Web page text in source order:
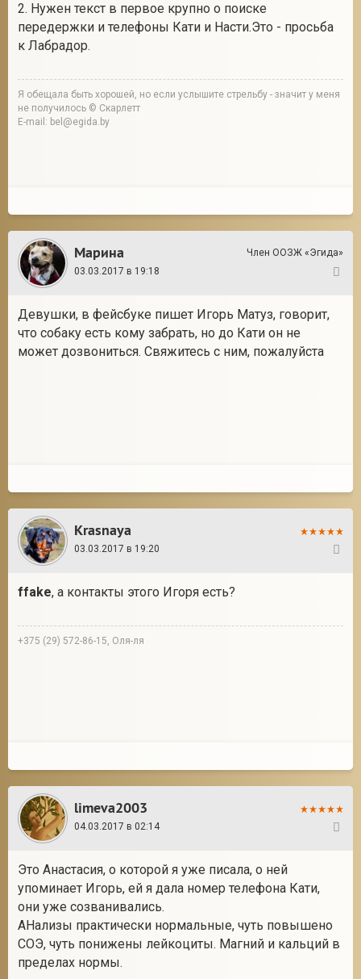
2. Нужен текст в первое крупно о поиске
передержки и телефоны Кати и Насти.Это - просьба
к Лабрадор.
Я обещала быть хорошей, но если услышите стрельбу - значит у меня
не получилось © Скарлетт
E-mail: bel@egida.by
Марина
Член ООЗЖ «Эгида»
03.03.2017 в 19:18
Девушки, в фейсбуке пишет Игорь Матуз, говорит,
что собаку есть кому забрать, но до Кати он не
может дозвониться. Свяжитесь с ним, пожалуйста
Krasnaya
03.03.2017 в 19:20
ffake, а контакты этого Игоря есть?
+375 (29) 572-86-15, Оля-ля
limeva2003
04.03.2017 в 02:14
Это Анастасия, о которой я уже писала, о ней
упоминает Игорь, ей я дала номер телефона Кати,
они уже созванивались.
АНализы практически нормальные, чуть повышено
СОЭ, чуть понижены лейкоциты. Магний и кальций в
пределах нормы.